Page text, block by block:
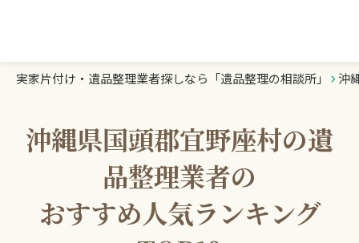
遺品整理の相談所TOP
業者を探す
ランキング
初めての方へ
実家片付け・遺品整理業者探しなら「遺品整理の相談所」 沖
沖縄県国頭郡宜野座村の遺
品整理業者の
おすすめ人気ランキング